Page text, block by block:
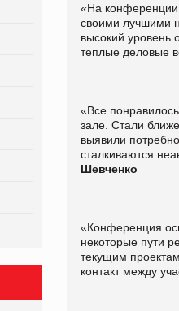
«На конференции
своими лучшими
высокий уровень
теплые деловые
«Все
зале. Стали
выявили
сталкиваются
Шевченко
«Конференция
некоторые пути
текущим
контакт между